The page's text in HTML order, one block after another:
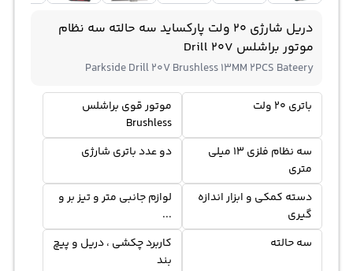
دریل شارژی 20 ولت پارکساید سه حالته سه نظام
موتور براشلس Drill 20V
Parkside Drill 20V Brushless 13MM 2PCS Bateery
باتری 20 ولت
موتور قوی براشلس
Brushless
سه نظام فلزی 13 میلی
متری
دو عدد باتری شارژی
دسته کمکی و ابزار اندازه
گیری
لوازم جانبی متر و تیز بر و
...
سه حالته
کاربرد چکشی ، دریل و پیچ
بند